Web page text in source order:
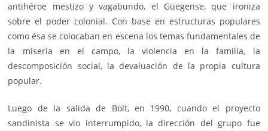
antihéroe mestizo y vagabundo, el Güegense, que ironiza
sobre el poder colonial. Con base en estructuras populares
como ésa se colocaban en escena los temas fundamentales de
la miseria en el campo, la violencia en la familia, la
descomposición social, la devaluación de la propia cultura
popular.
Luego de la salida de Bolt, en 1990, cuando el proyecto
sandinista se vio interrumpido, la dirección del grupo fue